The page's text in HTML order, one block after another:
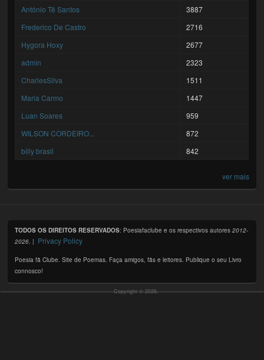
António Tê Santos
3887
Frederico De Castro
2716
Hygora Hoxy
2677
admin
2323
CharlesSilva
1511
Maria Carmo
1447
Luan Soares
959
WILSON CORDEIRO...
872
billy brasil
842
ver mais
TODOS OS DIREITOS RESERVADOS: Poesiafaclube e os respectivos autores2012-
2026. | Privacy Policy
Poesia fã Clube. Site de Poemas. Faça amigos, fãs e leitores. Publique o seu Livro
connosco!
Copyright © 2026,